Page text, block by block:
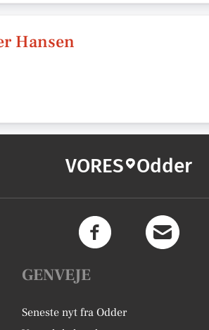
Hansen
VORES Odder
GENVEJE
Seneste nyt fra Odder